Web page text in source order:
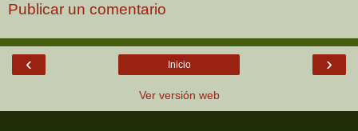
Publicar un comentario
‹ ›
Inicio
Ver versión web